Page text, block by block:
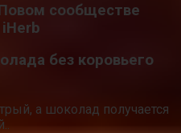
сообществе
без коровьего
а шоколад получается